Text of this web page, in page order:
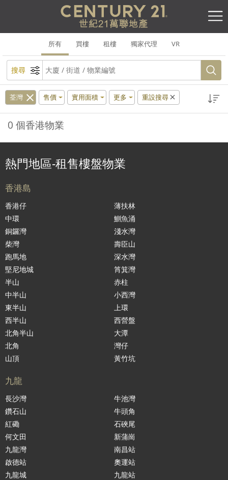
所有 買樓 租樓 獨家代理 VR
搜尋
荃灣 售價 實用面積 更多 重設搜尋
0 個香港物業
熱門地區-租售樓盤物業
香港島
香港仔
中環
銅鑼灣
柴灣
跑馬地
堅尼地城
半山
中半山
東半山
西半山
北角半山
北角
山頂
薄扶林
鰂魚涌
淺水灣
壽臣山
深水灣
筲箕灣
赤柱
小西灣
上環
西營盤
大潭
灣仔
黃竹坑
九龍
長沙灣
鑽石山
紅磡
何文田
九龍灣
啟德站
九龍城
牛池灣
牛頭角
石硤尾
新蒲崗
南昌站
奧運站
九龍站